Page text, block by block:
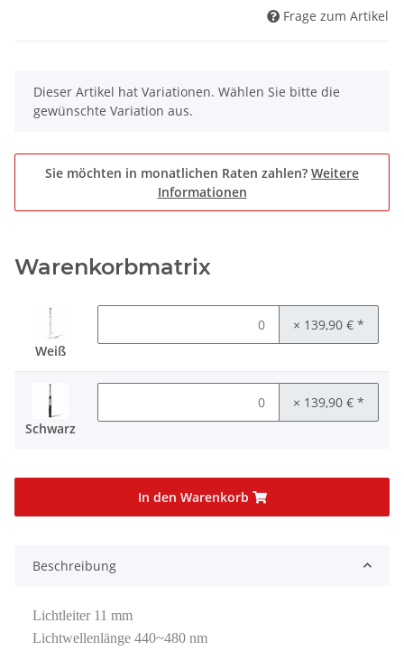
Frage zum Artikel
x
Dieser Artikel hat Variationen. Wählen Sie bitte die
gewünschte Variation aus.
Sie möchten in monatlichen Raten zahlen? Weitere
Informationen
Warenkorbmatrix
Weiß
× 139,90 € *
Schwarz
× 139,90 € *
In den Warenkorb
Beschreibung
Lichtleiter 11 mm
Lichtwellenlänge 440~480 nm